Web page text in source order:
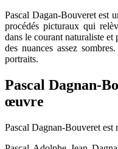
Pascal Dagan-Bouveret est
procédés picturaux qui
dans le courant naturaliste
des nuances assez
portraits.
Pascal Dagnan-
œuvre
Pascal Dagnan-Bouveret est